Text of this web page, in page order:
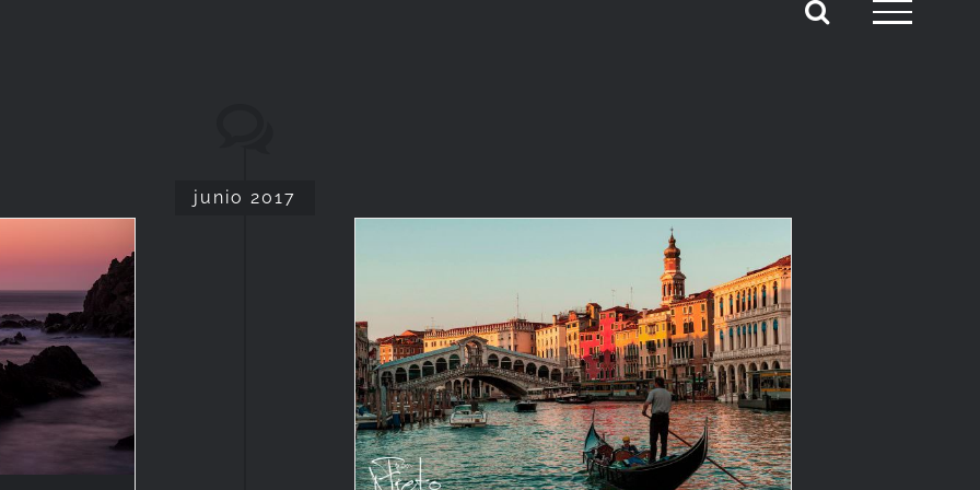
junio 2017
Descartes…